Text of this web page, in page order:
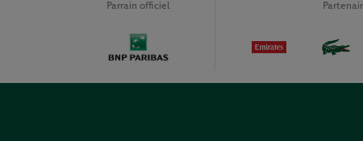
Parrain officiel